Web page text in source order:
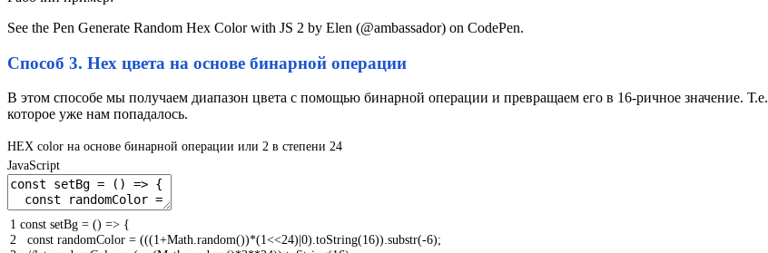
See the Pen Generate Random Hex Color with JS 2 by Elen (@ambassador) on CodePen.
Способ 3. Hex цвета на основе бинарной операции
В этом способе мы получаем диапазон цвета с помощью бинарной операции и превращаем его в 16-ричное значение. Т.е.
которое уже нам попадалось.
HEX color на основе бинарной операции или 2 в степени 24
JavaScript
1
2
const setBg = () => {
const randomColor = (((1+Math.random())*(1<<24) 0).toString(16)).substr(-6);